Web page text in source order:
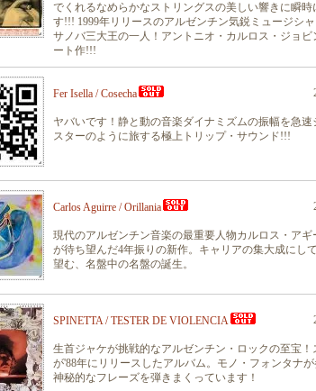
でくれるなめらかなストリングスの美しい響きに瞬時
す!!! 1999年リリースのアルゼンチン気鋭ミュージシ
サノバ三大王の一人！アントニオ・カルロス・ジョビ
ート作!!!
Fer Isella / Cosecha
ヤバいです！静と動の音楽ダイナミズムの振幅を急速
スターのように旅する極上トリップ・サウンド!!!
Carlos Aguirre / Orillania
現代のアルゼンチン音楽の最重要人物カルロス・アギ
が待ち望んだ4年振りの新作。キャリアの集大成にし
望む、名盤中の名盤の誕生。
SPINETTA / TESTER DE VIOLENCIA
生首ジャケが挑戦的なアルゼンチン・ロックの至宝！
が'88年にリリースしたアルバム。モノ・フォンタナ
神秘的なフレーズを弾きまくっています！